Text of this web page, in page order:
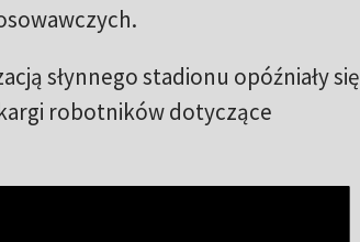
słynnego stadionu opóźniały się
robotników dotyczące